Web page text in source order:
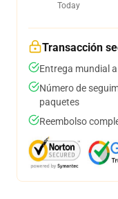
Today
Transacción
Entrega mundial
Número de
paquetes
Reembolso